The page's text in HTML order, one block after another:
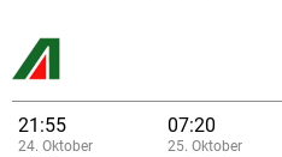
21:55
24. Oktober
07:20
25. Oktober